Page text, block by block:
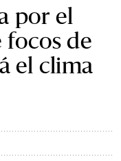
por el
de
el clima